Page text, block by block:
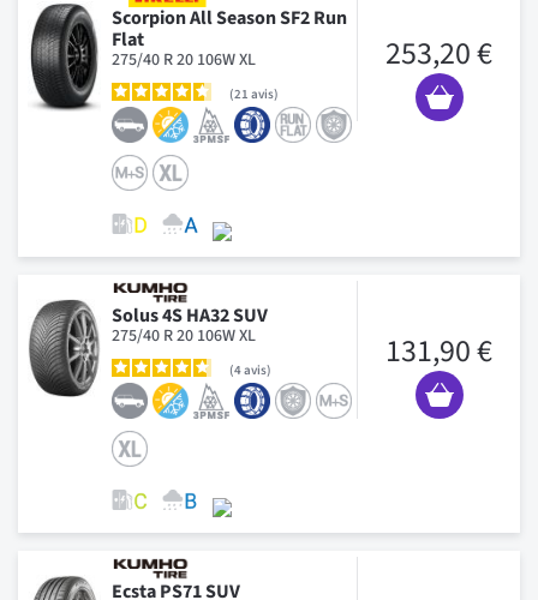
Scorpion All Season SF2 Run
Flat
275/40 R 20 106W XL
21 avis
253,20 €
Solus 4S HA32 SUV
275/40 R 20 106W XL
4avis 131,90 €
Ecsta PS71 SUV